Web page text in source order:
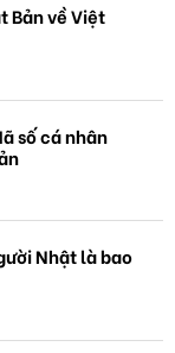
Bản về Việt
số cá nhân
Nhật là bao